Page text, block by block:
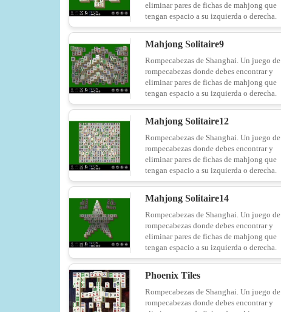
eliminar pares de fichas de mahjong que
tengan espacio a su izquierda o derecha.
Mahjong Solitaire9
Rompecabezas de Shanghai. Un juego de
rompecabezas donde debes encontrar y
eliminar pares de fichas de mahjong que
tengan espacio a su izquierda o derecha.
Mahjong Solitaire12
Rompecabezas de Shanghai. Un juego de
rompecabezas donde debes encontrar y
eliminar pares de fichas de mahjong que
tengan espacio a su izquierda o derecha.
Mahjong Solitaire14
Rompecabezas de Shanghai. Un juego de
rompecabezas donde debes encontrar y
eliminar pares de fichas de mahjong que
tengan espacio a su izquierda o derecha.
Phoenix Tiles
Rompecabezas de Shanghai. Un juego de
rompecabezas donde debes encontrar y